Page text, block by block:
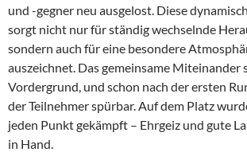
und -gegner neu ausgelost. Diese
sorgt nicht nur für ständig wechselnde
sondern auch für eine besondere
auszeichnet. Das gemeinsame Miteinander
Vordergrund, und schon nach der ersten
der Teilnehmer spürbar. Auf dem Platz
jeden Punkt gekämpft – Ehrgeiz und gute
in Hand.